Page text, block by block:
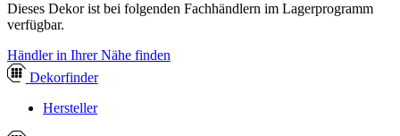
Dieses Dekor ist bei folgenden Fachhändlern im Lagerprogramm
verfügbar.
Händler in Ihrer Nähe finden
Dekorfinder
Hersteller